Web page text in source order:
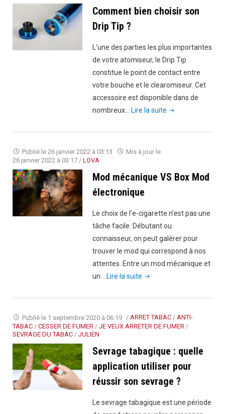
Comment bien choisir son
Drip Tip ?
L’une des parties les plus importantes
de votre atomiseur, le Drip Tip
constitue le point de contact entre
votre bouche et le clearomiseur. Cet
accessoire est disponible dans de
nombreux…
Lire la suite "Comment
choisir
Tip
Publié le 26 janvier 2022 à 03:13
Mis à jour le
26 janvier 2022 à 03:17 / LOVA
Mod mécanique VS Box Mod
électronique
Le choix de l’e-cigarette n’est pas une
tâche facile. Débutant ou
connaisseur, on peut galérer pour
trouver le mod qui correspond à nos
attentes. Entre un mod mécanique et
un…
Lire la suite "Mod
VS
Box
Mod
Publié le 1 septembre 2020 à 06:19 / ARRET TABAC / ANTI-
TABAC / CESSER DE FUMER / JE VEUX ARRETER DE FUMER /
SEVRAGE DU TABAC / JULIEN
Sevrage tabagique : quelle
application utiliser pour
réussir son sevrage ?
Le sevrage tabagique est une période